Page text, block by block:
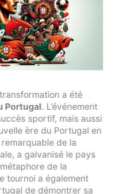
a été
Portugal. L’événement
sportif, mais aussi
ère du Portugal en
de la
a galvanisé le pays
de la
tournoi a également
de démontrer sa